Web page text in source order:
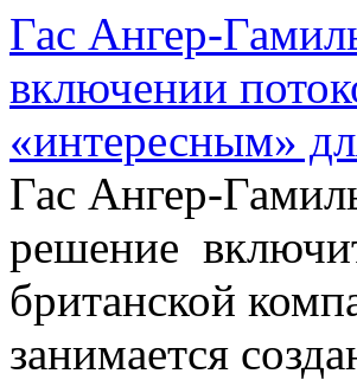
Гас Ангер-
включении
«интересным»
Гас Ангер-
решение
британской
занимается